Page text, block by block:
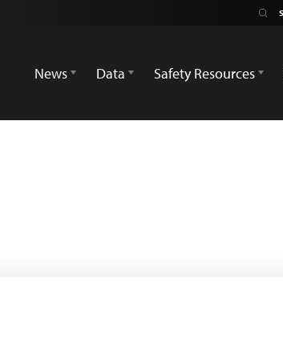
News
Data Safety Resources